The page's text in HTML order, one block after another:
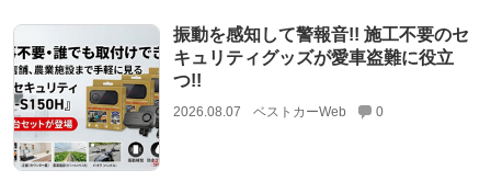
振動を感知して警報音!! 施工不要のセ
キュリティグッズが愛車盗難に役立
つ!!
2026.08.07 ベストカーWeb 0